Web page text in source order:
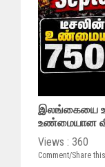
இலங்கையை
உண்மையான
Views : 360
Comment/Share